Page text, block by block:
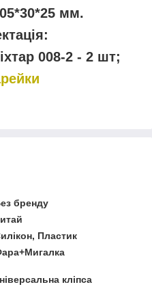
мм.
008-2 - 2 шт;
бренду
Пластик
кліпса